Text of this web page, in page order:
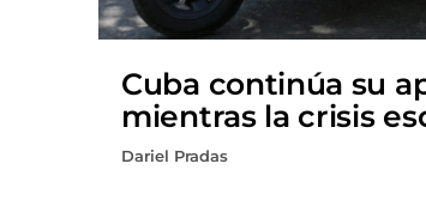
Cuba continúa su
mientras la crisis
Dariel Pradas